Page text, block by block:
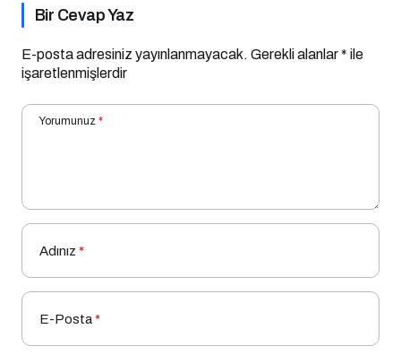
Bir Cevap Yaz
E-posta adresiniz yayınlanmayacak. Gerekli alanlar* ile
işaretlenmişlerdir
Yorumunuz *
Adınız *
E-Posta*